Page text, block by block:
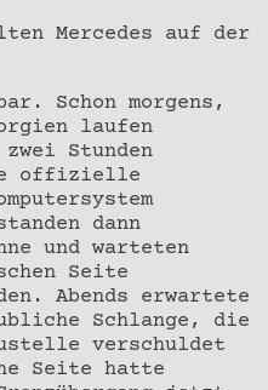
Mercedes auf der
Schon morgens,
laufen
Stunden
offizielle
dann
und warteten
Seite
Abends erwartete
Schlange, die
verschuldet
Seite hatte